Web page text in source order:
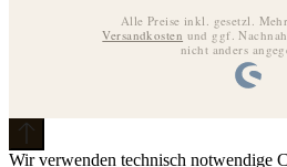
Alle Preise inkl. gesetzl.
Versandkosten und ggf.
nicht anders
Wir verwenden technisch notwendige